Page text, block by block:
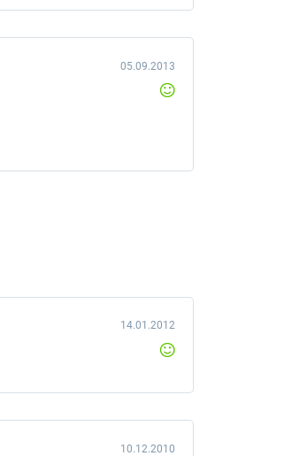
05.09.2013
14.01.2012
10.12.2010